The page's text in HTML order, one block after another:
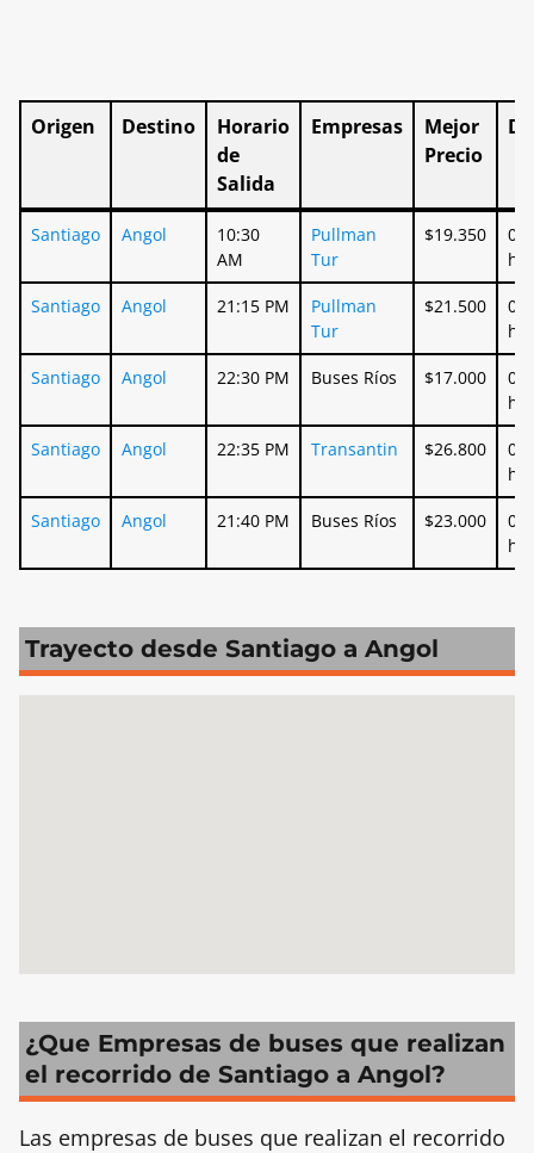
Origen Destino
Horario
de
Salida
Empresas
Mejor
Precio
Origen Destino
Horario
de
Salida
Empresas
Mejor
Santiago Angol
10:30
AM
Pullman
Tur
$19.350
Santiago Angol 21:15 PM
Pullman
Tur
$21.500
Santiago Angol 22:30 PM Buses Ríos $17.000
Santiago Angol 22:35 PM Transantin $26.800
Santiago Angol 21:40 PM Buses Ríos $23.000
Trayecto desde Santiago a Angol
¿Que Empresas de buses que realizan
el recorrido de Santiago a Angol?
Las empresas de buses que realizan el recorrido